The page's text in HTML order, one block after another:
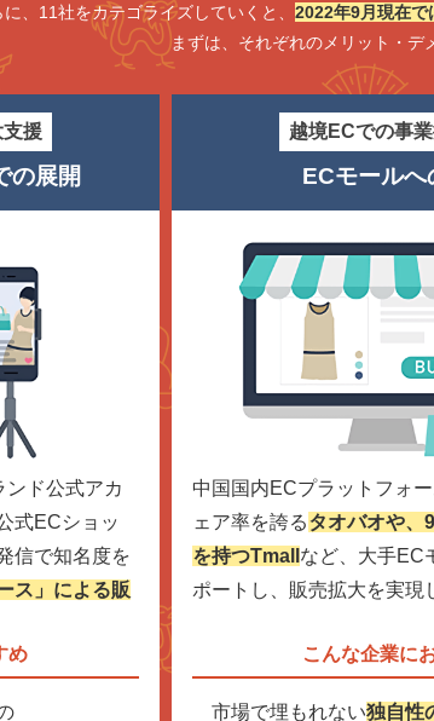
に、11社をカテゴライズしていくと、 2022年9月現在で
まずは、それぞれのメリット・デ
援
の展開
ンド公式アカ
式ECショッ
信で知名度を
ス」による販
め
越境ECでの事
ECモールへ
中国国内ECプラットフォ
ェア率を誇るタオバオや、
を持つTmall など、大手EC
ポートし、販売拡大を実現
こんな企業に
市場で埋もれない独自性